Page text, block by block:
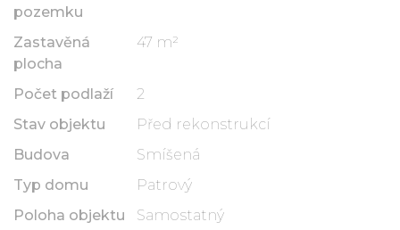
pozemku
Zastavěná
plocha
47 m²
Počet podlaží
2
Stav objektu
Před rekonstrukcí
Budova
Smíšená
Typ domu
Patrový
Poloha objektu
Samostatný